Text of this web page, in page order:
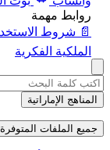
روابط مهمة
📄 شروط
الملكية الفكرية
المناهج الإماراتية
جميع الملفات المتوفرة في